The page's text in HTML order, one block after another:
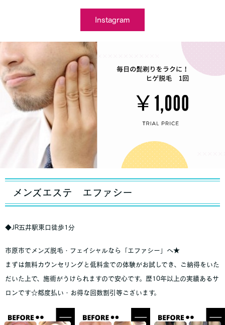
Instagram
メンズエステ エファシー
◆JR五井駅東口徒歩1分
市原市でメンズ脱毛・フェイシャルなら「エファシー」へ★
まずは無料カウンセリングと低料金での体験がお試しでき、ご納得をいた
だいた上で、施術がうけられますので安心です。歴10年以上の実績あるサ
ロンです☆都度払い・お得な回数割引等ございます。